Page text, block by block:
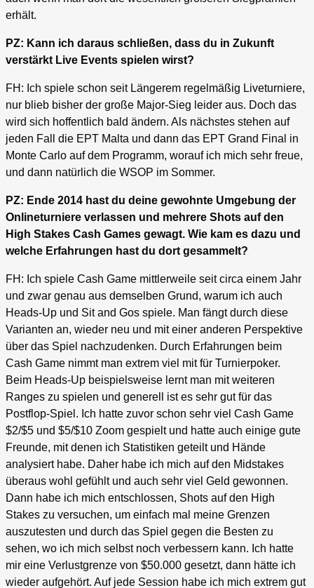
erhält.
PZ: Kann ich daraus schließen, dass du in Zukunft
verstärkt Live Events spielen wirst?
FH: Ich spiele schon seit Längerem regelmäßig Liveturniere,
nur blieb bisher der große Major-Sieg leider aus. Doch das
wird sich hoffentlich bald ändern. Als nächstes stehen auf
jeden Fall die EPT Malta und dann das EPT Grand Final in
Monte Carlo auf dem Programm, worauf ich mich sehr freue,
und dann natürlich die WSOP im Sommer.
PZ: Ende 2014 hast du deine gewohnte Umgebung der
Onlineturniere verlassen und mehrere Shots auf den
High Stakes Cash Games gewagt. Wie kam es dazu und
welche Erfahrungen hast du dort gesammelt?
FH: Ich spiele Cash Game mittlerweile seit circa einem Jahr
und zwar genau aus demselben Grund, warum ich auch
Heads-Up und Sit and Gos spiele. Man fängt durch diese
Varianten an, wieder neu und mit einer anderen Perspektive
über das Spiel nachzudenken. Durch Erfahrungen beim
Cash Game nimmt man extrem viel mit für Turnierpoker.
Beim Heads-Up beispielsweise lernt man mit weiteren
Ranges zu spielen und generell ist es sehr gut für das
Postflop-Spiel. Ich hatte zuvor schon sehr viel Cash Game
$2/$5 und $5/$10 Zoom gespielt und hatte auch einige gute
Freunde, mit denen ich Statistiken geteilt und Hände
analysiert habe. Daher habe ich mich auf den Midstakes
überaus wohl gefühlt und auch sehr viel Geld gewonnen.
Dann habe ich mich entschlossen, Shots auf den High
Stakes zu versuchen, um einfach mal meine Grenzen
auszutesten und durch das Spiel gegen die Besten zu
sehen, wo ich mich selbst noch verbessern kann. Ich hatte
mir eine Verlustgrenze von $50.000 gesetzt, dann hätte ich
wieder aufgehört. Auf jede Session habe ich mich extrem gut